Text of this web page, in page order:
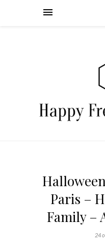
Paris –
Family –
24